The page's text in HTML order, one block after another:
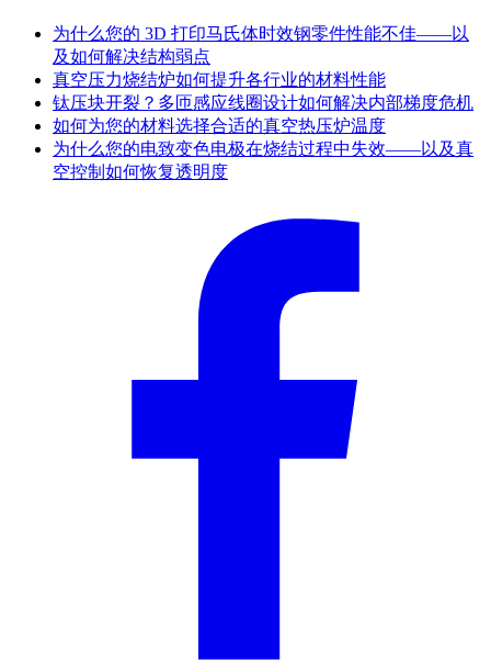
为什么您的 3D 打印马氏体时效钢零件性能不佳——以
及如何解决结构弱点
真空压力烧结炉如何提升各行业的材料性能
钛压块开裂？多匝感应线圈设计如何解决内部梯度危机
如何为您的材料选择合适的真空热压炉温度
为什么您的电致变色电极在烧结过程中失效——以及真
空控制如何恢复透明度